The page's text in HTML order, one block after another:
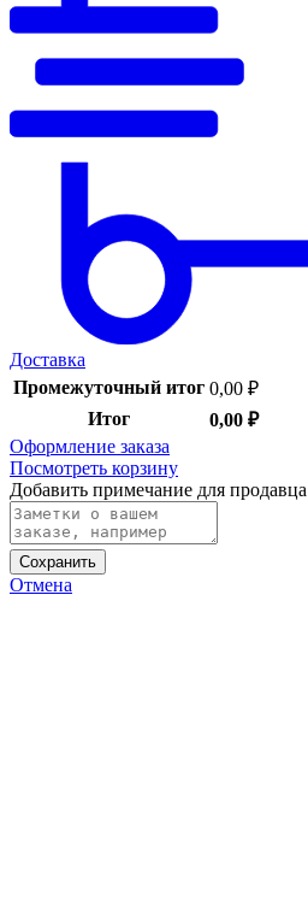
Доставка
Промежуточный итог 0,00 ₽
Итог
0,00 ₽
Оформление заказа
Посмотреть корзину
Добавить примечание для продавца
Сохранить
Отмена